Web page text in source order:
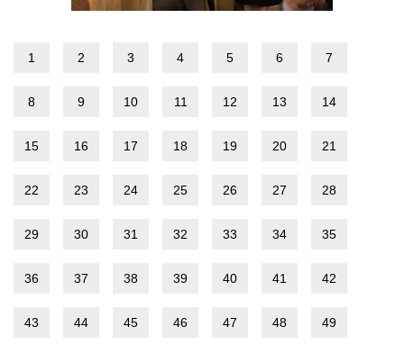
1 2 3 4 5 6 7
8 9 10 11 12 13 14
15 16 17 18 19 20 21
22 23 24 25 26 27 28
29 30 31 32 33 34 35
36 37 38 39 40 41 42
43 44 45 46 47 48 49